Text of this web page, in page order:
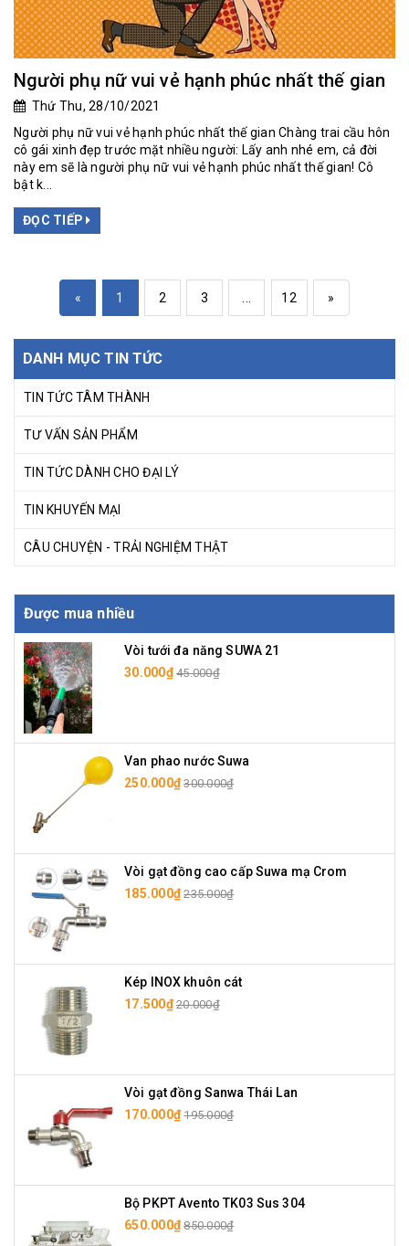
Người phụ nữ vui vẻ hạnh phúc nhất thế gian
Thứ Thu, 28/10/2021
Người phụ nữ vui vẻ hạnh phúc nhất thế gian Chàng trai cầu hôn
cô gái xinh đẹp trước mặt nhiều người: Lấy anh nhé em, cả đời
này em sẽ là người phụ nữ vui vẻ hạnh phúc nhất thế gian! Cô
bật k...
ĐỌC TIẾP
« 1 2 3 ... 12 »
DANH MỤC TIN TỨC
TIN TỨC TÂM THÀNH
TƯ VẤN SẢN PHẨM
TIN TỨC DÀNH CHO ĐẠI LÝ
TIN KHUYẾN MẠI
CÂU CHUYỆN - TRẢI NGHIỆM THẬT
Được mua nhiều
Vòi tưới đa năng SUWA 21
30.000₫ 45.000₫
Van phao nước Suwa
250.000₫ 300.000₫
Vòi gạt đồng cao cấp Suwa mạ Crom
185.000₫ 235.000₫
Kép INOX khuôn cát
17.500₫ 20.000₫
Vòi gạt đồng Sanwa Thái Lan
170.000₫ 195.000₫
Bộ PKPT Avento TK03 Sus 304
650.000₫ 850.000₫